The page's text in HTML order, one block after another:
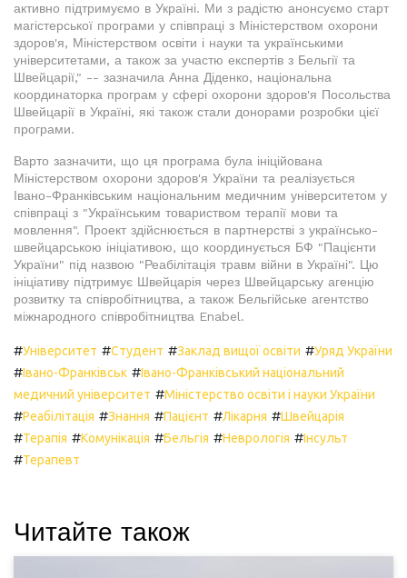
активно підтримуємо в Україні. Ми з радістю анонсуємо старт
магістерської програми у співпраці з Міністерством охорони
здоров'я, Міністерством освіти і науки та українськими
університетами, а також за участю експертів з Бельгії та
Швейцарії," -- зазначила Анна Діденко, національна
координаторка програм у сфері охорони здоров'я Посольства
Швейцарії в Україні, які також стали донорами розробки цієї
програми.
Варто зазначити, що ця програма була ініційована
Міністерством охорони здоров'я України та реалізується
Івано-Франківським національним медичним університетом у
співпраці з "Українським товариством терапії мови та
мовлення". Проект здійснюється в партнерстві з українсько-
швейцарською ініціативою, що координується БФ "Пацієнти
України" під назвою "Реабілітація травм війни в Україні". Цю
ініціативу підтримує Швейцарія через Швейцарську агенцію
розвитку та співробітництва, а також Бельгійське агентство
міжнародного співробітництва Enabel.
#Університет #Студент #Заклад вищої освіти #Уряд України
#Івано-Франківськ #Івано-Франківський національний
медичний університет #Міністерство освіти і науки України
#Реабілітація #Знання #Пацієнт #Лікарня #Швейцарія
#Терапія #Комунікація #Бельгія #Неврологія #Інсульт
#Терапевт
Читайте також